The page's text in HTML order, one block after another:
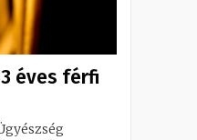
éves férfi